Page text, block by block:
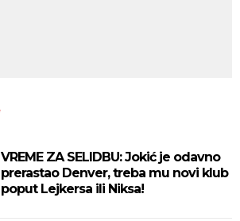
VREME ZA SELIDBU: Jokić je odavno
prerastao Denver, treba mu novi klub
poput Lejkersa ili Niksa!